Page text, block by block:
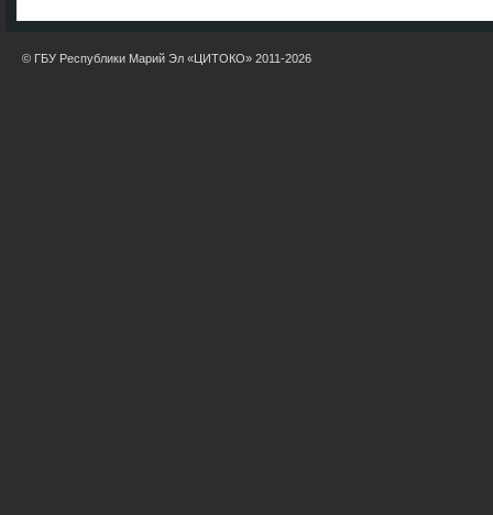
© ГБУ Республики Марий Эл «ЦИТОКО» 2011-2026